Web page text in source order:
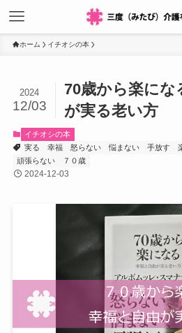
ホーム イチオシの本
70歳から楽に
が実る老い方
2024
12/03
イチオシの本
実る
幸福 怒らない 悩まない 手放す
頑張らない
７０歳
2024-12-03